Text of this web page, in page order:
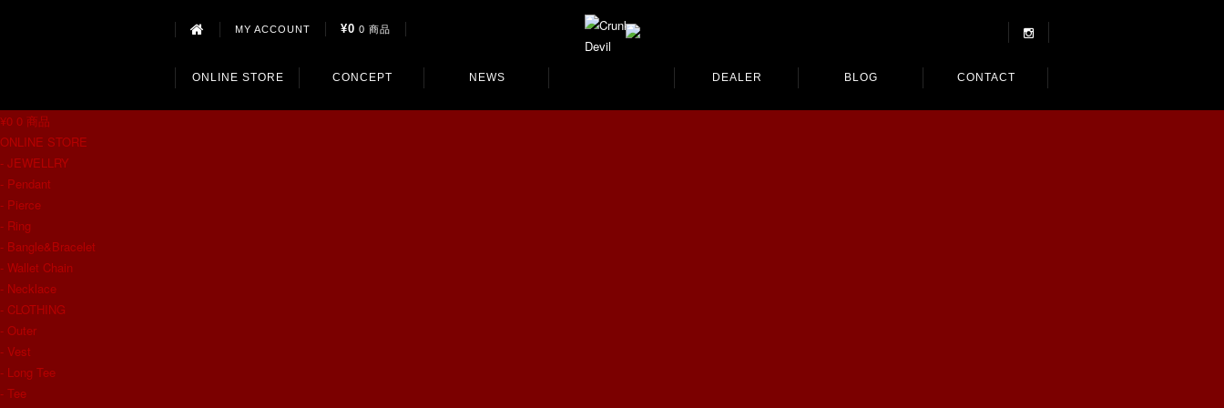
ONLINE STORE CONCEPT NEWS DEALER BLOG CONTACT
MY ACCOUNT ¥0 0 商品
¥0 0 商品
ONLINE STORE
- JEWELLRY
- Pendant
- Pierce
- Ring
- Bangle&Bracelet
- Wallet Chain
- Necklace
- CLOTHING
- Outer
- Vest
- Long Tee
- Tee